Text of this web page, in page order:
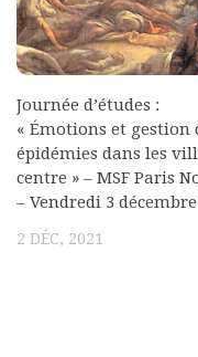
Actualités
Annonces
Minutes de Fred
Vous abonner /
Vous abonner
Commander un
Commander un
Journée d’études :
« Émotions et gestion
épidémies dans les
centre » – MSF Paris
– Vendredi 3 décembre
2 DÉC, 2021